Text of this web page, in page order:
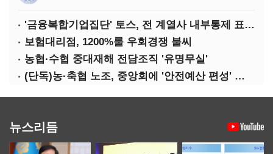
'금융복합기업집단' 토스, 전 계열사 내부통제 표준화
보험대리점, 1200%룰 우회경쟁 불씨
농협·수협 중대재해 전담조직 '유명무실'
(단독)농·축협 노조, 중앙회에 '안전예산 편성' 요구
뉴스리듬